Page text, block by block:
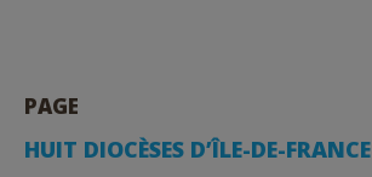
PAGE
HUIT DIOCÈSES D’ÎLE-DE-FRANCE